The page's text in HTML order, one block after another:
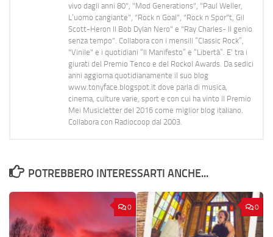
vivo dagli anni 80", "Mod Generations", "Paul Weller,
L’uomo cangiante", "Rock n Goal", "Rock n Spor"t, Gil
Scott-Heron Il Bob Dylan Nero" e "Ray Charles- Il genio
senza tempo". Collabora con i mensili “Classic Rock”,
"Vinile" e i quotidiani “Il Manifesto” e “Libertà”. E' tra i
giurati del Premio Tenco e del Rockol Awards. Da sedici
anni aggiorna quotidianamente il suo blog
www.tonyface.blogspot.it dove parla di musica,
cinema, culture varie, sport e con cui ha vinto il Premio
Mei Musicletter del 2016 come miglior blog italiano.
Collabora con Radiocoop dal 2003.
POTREBBERO INTERESSARTI ANCHE...
0 0